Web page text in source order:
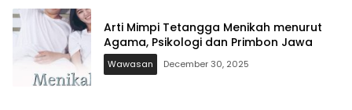
Arti Mimpi Tetangga Menikah menurut
Agama, Psikologi dan Primbon Jawa
Wawasan December 30, 2025